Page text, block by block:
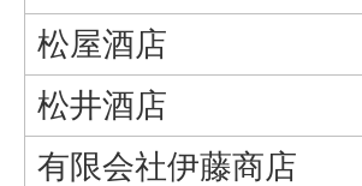
松屋酒店
松井酒店
有限会社伊藤商店